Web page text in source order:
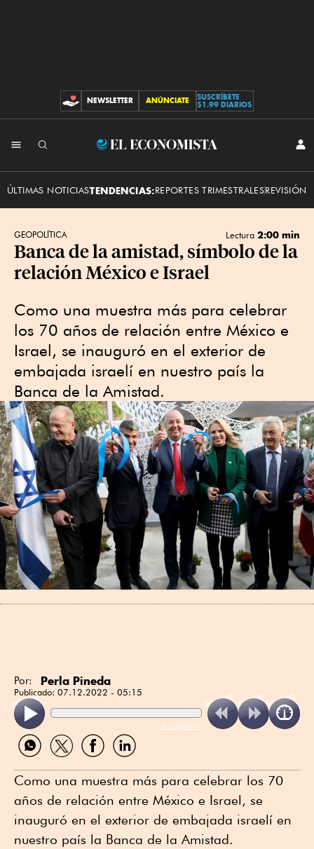
CONTRIBUCIONES
NEWSLETTER ANÚNCIATE
SUSCRÍBETE
$1.99 DIARIOS
El
ÚLTIMAS NOTICIASTENDENCIAS:REPORTES TRIMESTRALESREVISIÓN
GEOPOLÍTICA Lectura 2:00 min
Banca de la amistad, símbolo de la
relación México e Israel
Como una muestra más para celebrar
los 70 años de relación entre México e
Israel, se inauguró en el exterior de
embajada israelí en nuestro país la
Banca de la Amistad.
Por: Perla Pineda
Publicado: 07.12.2022 - 05:15
ReadSpeaker
Compartir
por
Compartir
por
Compartir
por
Compartir
por
Como una muestra más para celebrar los 70
años de relación entre México e Israel, se
inauguró en el exterior de embajada israelí en
nuestro país la Banca de la Amistad.